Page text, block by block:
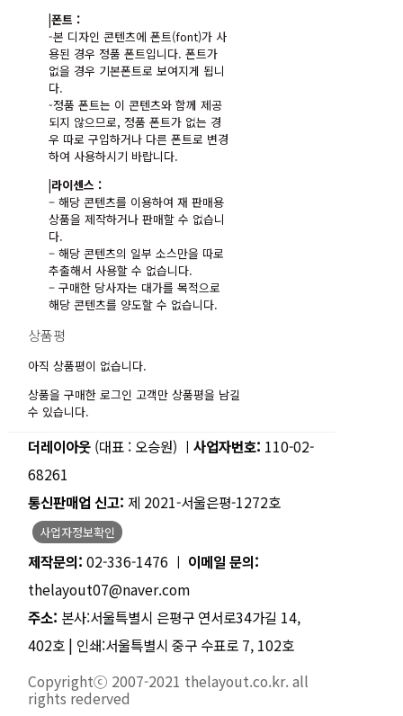
|폰트 :
-본 디자인 콘텐츠에 폰트(font)가 사
용된 경우 정품 폰트입니다. 폰트가
없을 경우 기본폰트로 보여지게 됩니
다.
-정품 폰트는 이 콘텐츠와 함께 제공
되지 않으므로, 정품 폰트가 없는 경
우 따로 구입하거나 다른 폰트로 변경
하여 사용하시기 바랍니다.
|라이센스 :
– 해당 콘텐츠를 이용하여 재 판매용
상품을 제작하거나 판매할 수 없습니
다.
– 해당 콘텐츠의 일부 소스만을 따로
추출해서 사용할 수 없습니다.
– 구매한 당사자는 대가를 목적으로
해당 콘텐츠를 양도할 수 없습니다.
상품평
아직 상품평이 없습니다.
상품을 구매한 로그인 고객만 상품평을 남길
수 있습니다.
더레이아웃 (대표 : 오승원) ㅣ 사업자번호: 110-02-
68261
통신판매업 신고: 제 2021-서울은평-1272호
사업자정보확인
제작문의: 02-336-1476 ㅣ 이메일 문의:
thelayout07@naver.com
주소: 본사:서울특별시 은평구 연서로34가길 14,
402호 | 인쇄:서울특별시 중구 수표로 7, 102호
Copyrightⓒ 2007-2021 thelayout.co.kr. all
rights rederved